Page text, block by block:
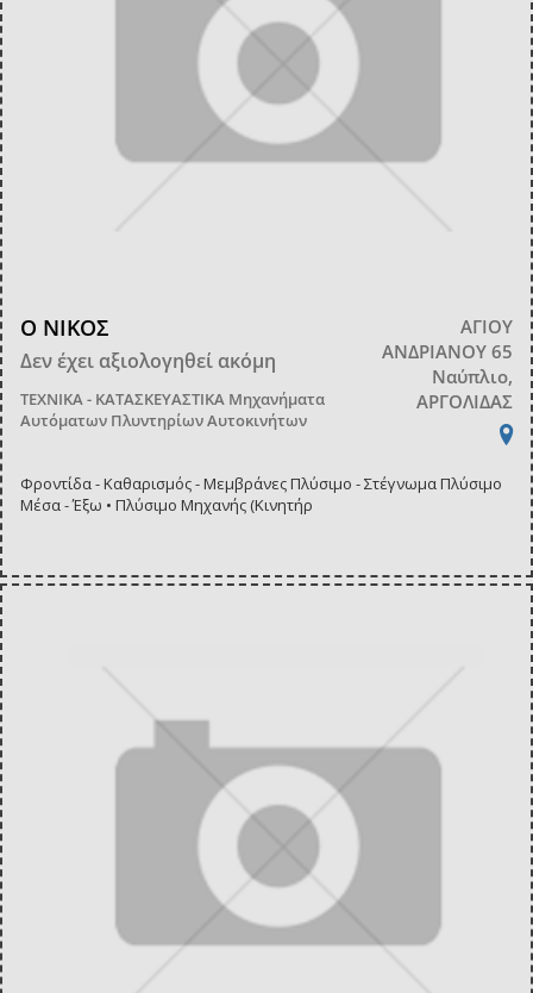
Ο ΝΙΚΟΣ
Δεν έχει αξιολογηθεί ακόμη
ΤΕΧΝΙΚΑ - ΚΑΤΑΣΚΕΥΑΣΤΙΚΑ Μηχανήματα
Αυτόματων Πλυντηρίων Αυτοκινήτων
ΑΓΙΟΥ
ΑΝΔΡΙΑΝΟΥ 65
Ναύπλιο,
ΑΡΓΟΛΙΔΑΣ
Φροντίδα - Καθαρισμός - Μεμβράνες Πλύσιμο - Στέγνωμα Πλύσιμο
Μέσα - Έξω • Πλύσιμο Μηχανής (Κινητήρ